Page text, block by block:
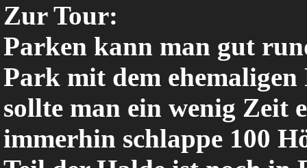
Zur Tour:
Parken kann man gut
Park mit dem
sollte man ein wenig Zeit
immerhin schlappe 100